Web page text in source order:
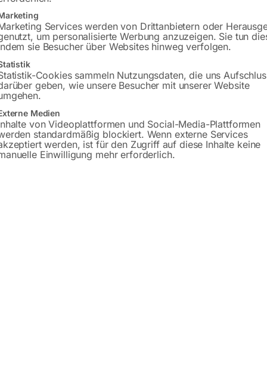
In den
Sie haben
Gerne
Anfrageformular
PLUS
in drei Serien: PRO (Schweißplatte 15mm),
Plattformabmessungen zur Auswahl. Sie
nutzen ihn zum manuellen oder automatischen
ausgeführt! Der günstige und stabile
sowie die Wiederholbarkeit der ausgeführten
Services werden von Drittanbietern oder
um personalisierte Werbung anzuzeigen. Sie tun
sie Besucher über Websites hinweg verfolgen.
Cookies sammeln Nutzungsdaten, die uns
geben, wie unsere Besucher mit unserer Website
Medien
von Videoplattformen und Social-Media-Plattformen
standardmäßig blockiert. Wenn externe Services
werden, ist für den Zugriff auf diese Inhalte keine
Einwilligung mehr erforderlich.